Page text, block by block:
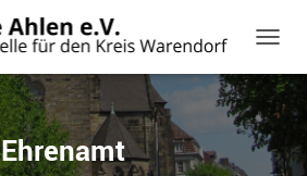
Ehrenamt